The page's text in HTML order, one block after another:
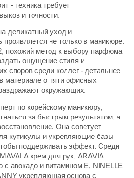
- техника требует
и точности.
деликатный уход и
проявляется не только в маникюре.
похожий метод к выбору парфюма
ощущение стиля и
споров среди коллег - детальнее
материале о пяти офисных
окружающих.
по корейскому маникюру,
за быстрым результатом, а
Она советует
кутикулы и укрепляющие базы
поддерживать эффект. Среди
крем для рук, ARAVIA
с авокадо и витамином Е, NINELLE
укрепляющая основа с